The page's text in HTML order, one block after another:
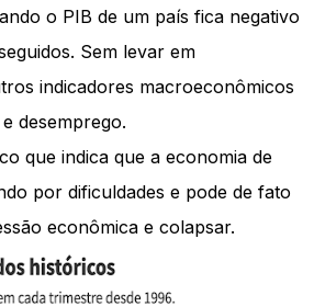
o PIB de um país fica negativo
Sem levar em
indicadores macroeconômicos
desemprego.
que indica que a economia de
por dificuldades e pode de fato
econômica e colapsar.